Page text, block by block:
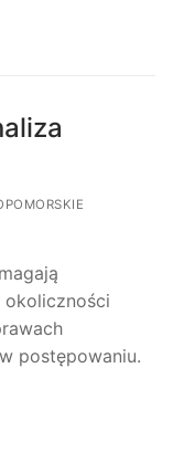
okoliczności
postępowaniu.